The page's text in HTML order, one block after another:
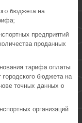
бюджета на
предприятий
проданных
тарифа оплаты
городского бюджета на
точных данных о
организаций